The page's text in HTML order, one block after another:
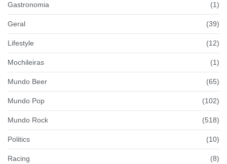
Gastronomia (1)
Geral (39)
Lifestyle (12)
Mochileiras (1)
Mundo Beer (65)
Mundo Pop (102)
Mundo Rock (518)
Politics (10)
Racing (8)